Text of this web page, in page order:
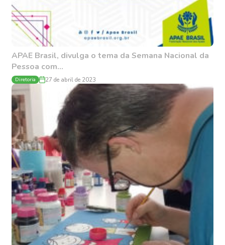
APAE Brasil, divulga o tema da Semana Nacional da
Pessoa com...
Diretoria 27 de abril de 2023